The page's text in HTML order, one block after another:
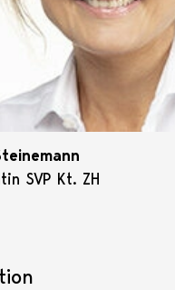
SVP Kt. ZH